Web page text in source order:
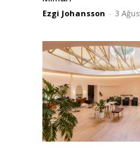
Ezgi Johansson - 3